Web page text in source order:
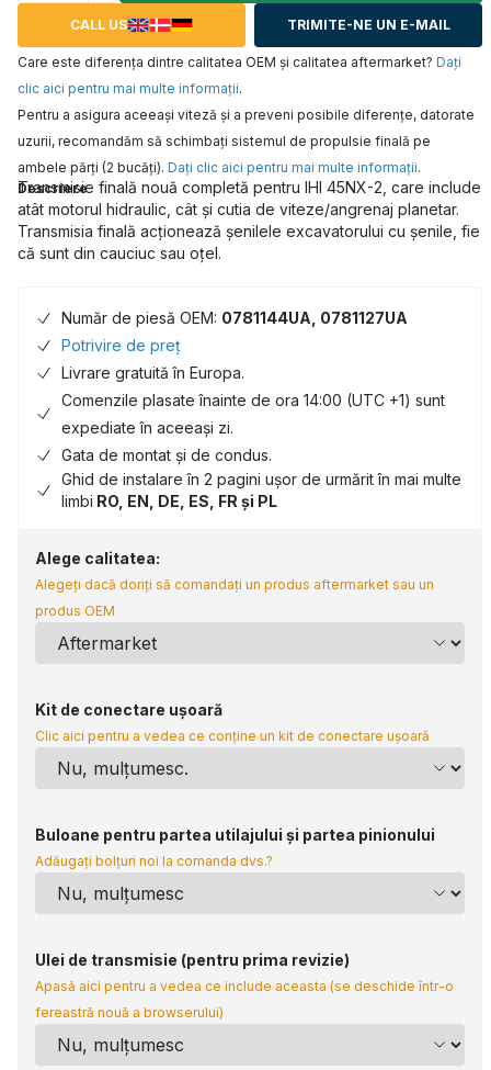
CALL US TRIMITE-NE UN E-MAIL
Care este diferența dintre calitatea OEM și calitatea aftermarket? Daţi
clic aici pentru mai multe informaţii.
Pentru a asigura aceeaşi viteză şi a preveni posibile diferenţe, datorate
uzurii, recomandăm să schimbaţi sistemul de propulsie finală pe
ambele părţi (2 bucăţi). Daţi clic aici pentru mai multe informaţii.
Descriere
Transmisie finală nouă completă pentru IHI 45NX-2, care include
atât motorul hidraulic, cât și cutia de viteze/angrenaj planetar.
Transmisia finală acționează șenilele excavatorului cu șenile, fie
că sunt din cauciuc sau oțel.
Număr de piesă OEM: 0781144UA, 0781127UA
Potrivire de preț
Livrare gratuită în Europa.
Comenzile plasate înainte de ora 14:00 (UTC +1) sunt
expediate în aceeași zi.
Gata de montat și de condus.
Ghid de instalare în 2 pagini ușor de urmărit în mai multe
limbi RO, EN, DE, ES, FR și PL
Alege calitatea:
Alegeți dacă doriți să comandați un produs aftermarket sau un
produs OEM
Kit de conectare ușoară
Clic aici pentru a vedea ce conține un kit de conectare ușoară
Buloane pentru partea utilajului și partea pinionului
Adăugați bolțuri noi la comanda dvs.?
Ulei de transmisie (pentru prima revizie)
Apasă aici pentru a vedea ce include aceasta (se deschide într-o
fereastră nouă a browserului)